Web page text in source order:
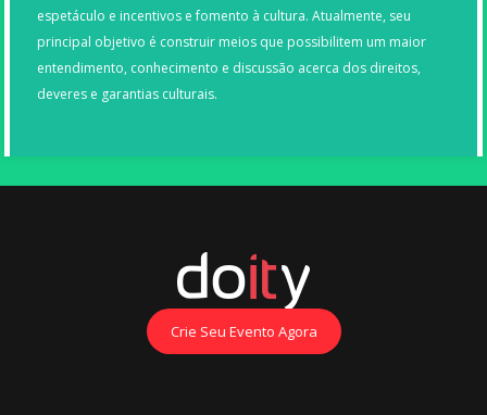
espetáculo e incentivos e fomento à cultura. Atualmente, seu
principal objetivo é construir meios que possibilitem um maior
entendimento, conhecimento e discussão acerca dos direitos,
deveres e garantias culturais.
Crie Seu Evento Agora